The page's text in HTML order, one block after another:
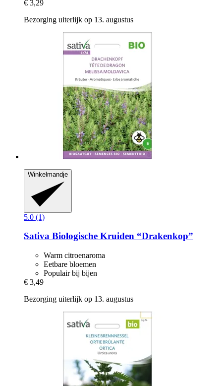
€ 3,29
Bezorging uiterlijk op 13. augustus
Winkelmandje
5.0 (1)
Sativa Biologische Kruiden “Drakenkop”
Warm citroenaroma
Eetbare bloemen
Populair bij bijen
€ 3,49
Bezorging uiterlijk op 13. augustus